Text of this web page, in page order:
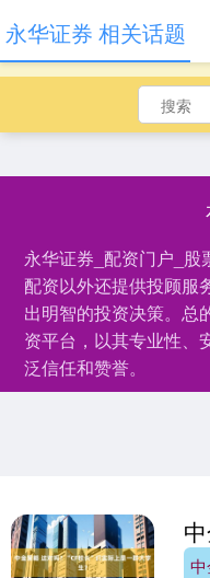
永华证券_配资门户_股
配资以外还提供投顾服
出明智的投资决策。总
资平台，以其专业性、
泛信任和赞誉。
永华证券 相关话题